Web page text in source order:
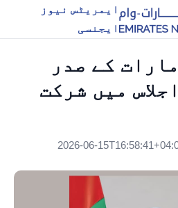
ایمریٹس نیوز
ایجنسی
کے صدر
اجلاس میں شرکت
2026-06-